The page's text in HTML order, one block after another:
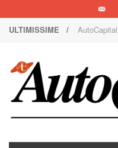
ULTIMISSIME /
1000
Il
I SUV